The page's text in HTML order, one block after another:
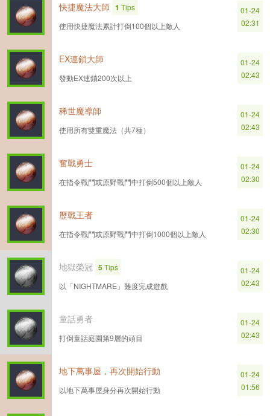
快捷魔法大師 1 Tips
使用快捷魔法累計打倒100個以上敵人
01-24
02:31
EX連鎖大師
發動EX連鎖200次以上
01-24
02:43
稀世魔導師
使用所有雙重魔法（共7種）
01-24
02:43
奮戰勇士
在指令戰鬥或原野戰鬥中打倒500個以上敵人
01-24
02:30
歷戰王者
在指令戰鬥或原野戰鬥中打倒1000個以上敵人
01-24
02:30
地獄榮冠 5Tips
以「NIGHTMARE」難度完成遊戲
01-24
02:43
童話勇者
打倒童話庭園第9層的頭目
01-24
02:43
地下萬事屋，再次開始行動
以地下萬事屋身分再次開始行動
01-24
01:56